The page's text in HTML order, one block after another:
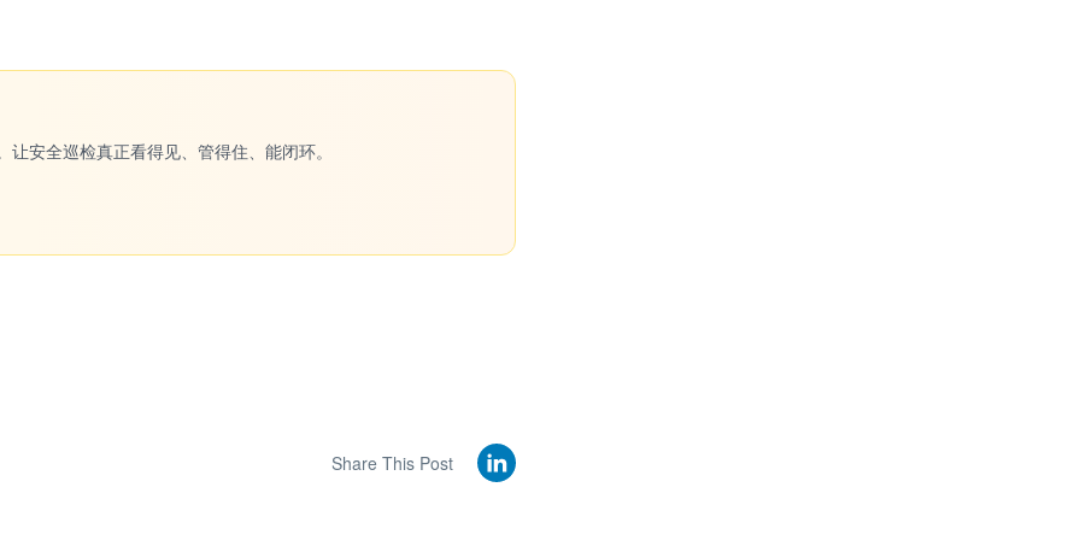
安全巡检真正看得见、管得住、能闭环。
Share This Post